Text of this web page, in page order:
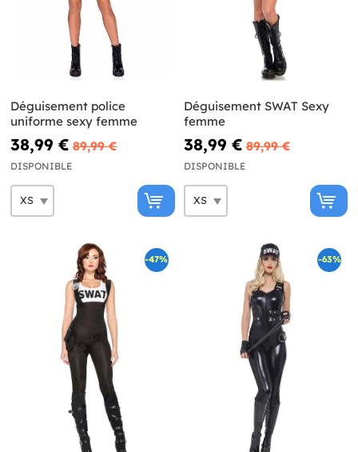
Déguisement police
uniforme sexy femme
38,99 € 89,99 €
DISPONIBLE
Déguisement SWAT Sexy
femme
38,99 € 89,99 €
DISPONIBLE
-47% -63%